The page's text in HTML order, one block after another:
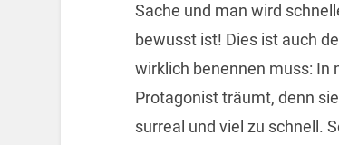
Sache und man wird
bewusst ist! Dies ist auch
wirklich benennen muss: In
Protagonist träumt, denn
surreal und viel zu schnell.